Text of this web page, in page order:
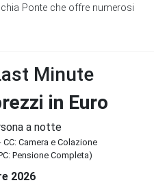
Ponte che offre numerosi
Minute
in Euro
a notte
Camera e Colazione
Pensione Completa)
2026